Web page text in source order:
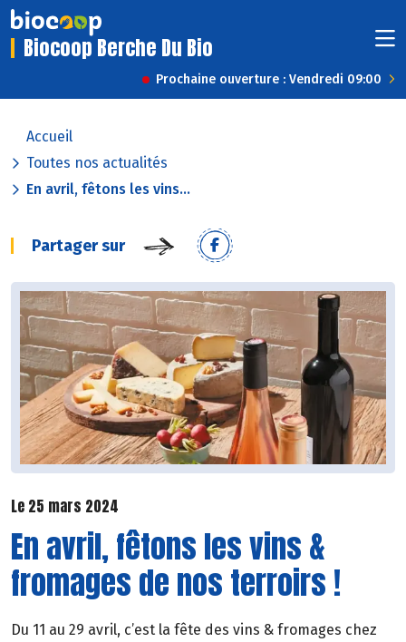
Biocoop Berche Du Bio
Prochaine ouverture : Vendredi 09:00
Accueil
Toutes nos actualités
En avril, fêtons les vins...
Partager sur
Le 25 mars 2024
En avril, fêtons les vins &
fromages de nos terroirs !
Du 11 au 29 avril, c’est la fête des vins & fromages chez